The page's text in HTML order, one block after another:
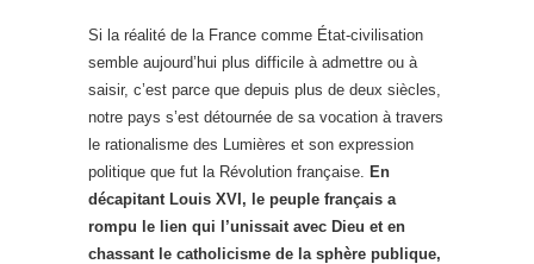
Si la réalité de la France comme État-civilisation
semble aujourd’hui plus difficile à admettre ou à
saisir, c’est parce que depuis plus de deux siècles,
notre pays s’est détournée de sa vocation à travers
le rationalisme des Lumières et son expression
politique que fut la Révolution française. En
décapitant Louis XVI, le peuple français a
rompu le lien qui l’unissait avec Dieu et en
chassant le catholicisme de la sphère publique,